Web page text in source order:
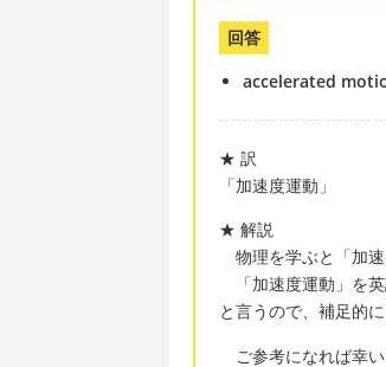
回答
accelerated
★ 訳
「加速度運動」
★ 解説
物理を学ぶと「加
「加速度運動」を
と言うので、補足的
ご参考になれば幸い